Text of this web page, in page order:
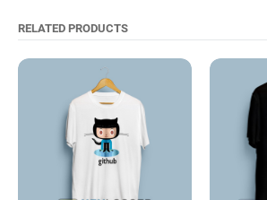
RELATED PRODUCTS